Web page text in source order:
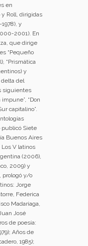
en
Roll, dirigidas
y
2001). En
que dirige
“Pequeño
“Prismática
y
delta del
siguientes
“Don
capitalino”.
publicó Siete
Buenos Aires
V latinos
(2006),
2009) y
prologó y/o
Jorge
Federica
Madariaga,
José
de poesía:
Años de
1985);